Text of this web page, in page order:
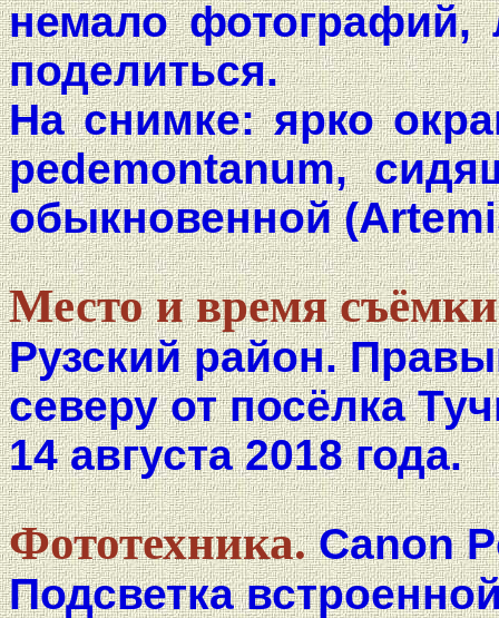
немало фотографий,
поделиться.
На снимке: ярко
pedemontanum,
обыкновенной
Место и время
Рузский район.
северу от посёлка
14 августа 2018 года.
Фототехника.Canon
Подсветка